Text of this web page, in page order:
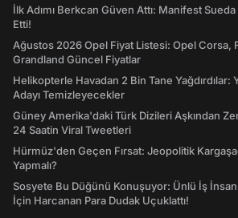
İlk Adımı Berkcan Güven Attı: Manifest Sueda
Etti!
Ağustos 2026 Opel Fiyat Listesi: Opel Corsa,
Grandland Güncel Fiyatlar
Helikopterle Havadan 2 Bin Tane Yağdırdılar:
Adayı Temizleyecekler
Güney Amerika'daki Türk Dizileri Aşkından
24 Saatin Viral Tweetleri
Hürmüz'den Geçen Fırsat: Jeopolitik
Yapmalı?
Sosyete Bu Düğünü Konuşuyor: Ünlü İş
İçin Harcanan Para Dudak Uçuklattı!